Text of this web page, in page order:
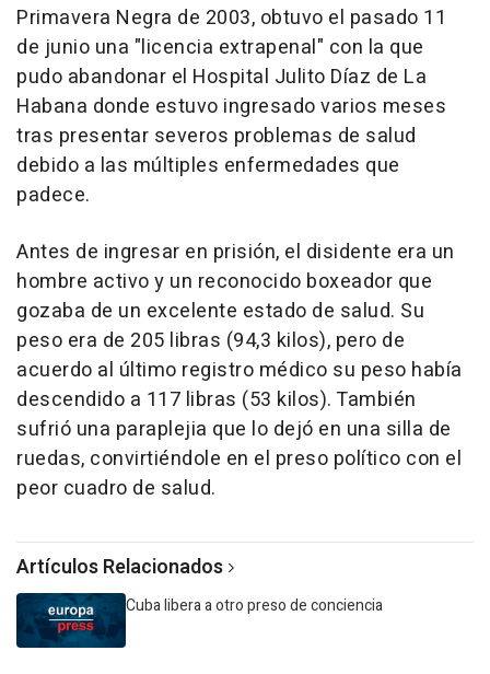
Primavera Negra de 2003, obtuvo el pasado 11
de junio una "licencia extrapenal" con la que
pudo abandonar el Hospital Julito Díaz de La
Habana donde estuvo ingresado varios meses
tras presentar severos problemas de salud
debido a las múltiples enfermedades que
padece.
Antes de ingresar en prisión, el disidente era un
hombre activo y un reconocido boxeador que
gozaba de un excelente estado de salud. Su
peso era de 205 libras (94,3 kilos), pero de
acuerdo al último registro médico su peso había
descendido a 117 libras (53 kilos). También
sufrió una paraplejia que lo dejó en una silla de
ruedas, convirtiéndole en el preso político con el
peor cuadro de salud.
Artículos Relacionados
Cuba libera a otro preso de conciencia